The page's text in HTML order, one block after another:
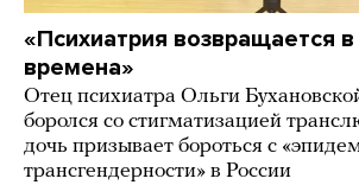
«Психиатрия возвращается
времена»
Отец психиатра Ольги
боролся со стигматизацией
дочь призывает бороться с
трансгендерности» в России